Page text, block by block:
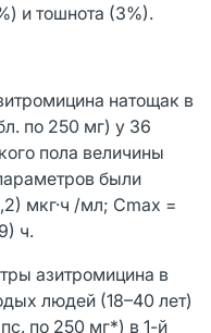
и тошнота (3%).
натощак в
по 250 мг) у 36
пола величины
были
мкг·ч /мл; Cmax =
ч.
азитромицина в
людей (18–40 лет)
по 250 мг*) в 1-й